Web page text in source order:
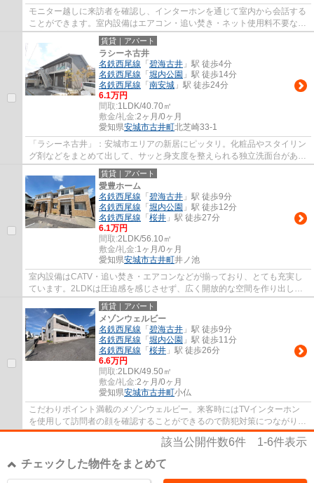
モニター越しに来訪者を確認し、インターホンを通じて室内から会話する
ことができます。室内設備はエアコン・追い焚き・ネット使用料不要など
大変充実しております。カード決済で手元...
賃貸｜アパート
ラシーネ古井
名鉄西尾線 「 碧海古井 」駅 徒歩4分
名鉄西尾線 「 堀内公園 」駅 徒歩14分
名鉄西尾線 「 南安城 」駅 徒歩24分
6.1万円
間取:1LDK/40.70㎡
敷金/礼金:2ヶ月/0ヶ月
愛知県安城市古井町北芝崎33-1
「ラシーネ古井」：安城市エリアの新居にピッタリ。化粧品やスタイリン
グ剤などをまとめて出して、サッと身支度を整えられる独立洗面台があり
ます。収納はシューズボックス・ウォーク...
賃貸｜アパート
愛豊ホーム
名鉄西尾線 「 碧海古井 」駅 徒歩9分
名鉄西尾線 「 堀内公園 」駅 徒歩12分
名鉄西尾線 「 桜井 」駅 徒歩27分
6.1万円
間取:2LDK/56.10㎡
敷金/礼金:1ヶ月/0ヶ月
愛知県安城市古井町井ノ池
室内設備はCATV・追い焚き・エアコンなどが揃っており、とても充実し
ています。2LDKは圧迫感を感じさせず、広く開放的な空間を作り出して
くれます。駐車場料金は、月額4400円です。キ...
賃貸｜アパート
メゾンウェルビー
名鉄西尾線 「 碧海古井 」駅 徒歩9分
名鉄西尾線 「 堀内公園 」駅 徒歩11分
名鉄西尾線 「 桜井 」駅 徒歩26分
6.6万円
間取:2LDK/49.50㎡
敷金/礼金:2ヶ月/0ヶ月
愛知県安城市古井町小仏
こだわりポイント満載のメゾンウェルビー。来客時にはTVインターホン
を使用して訪問者の顔を確認することができるので防犯対策につながりま
す。室内設備は洗面所独立・浴室乾燥機など...
該当公開件数6件 1-6件表示
チェックした物件をまとめて